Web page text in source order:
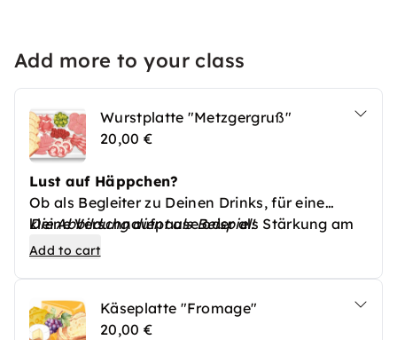
Add more to your class
Wurstplatte "Metzgergruß"
20,00 €
Lust auf Häppchen?
Ob als Begleiter zu Deinen Drinks, für eine
kleine Verschnaufpause oder als Stärkung am
Abend -
Auf unsererWurstplattefindest Du eine
Auswahl anWursthäppchen und -
Die Abbildung dient als Beispiel!
Add to cart
Käseplatte "Fromage"
20,00 €